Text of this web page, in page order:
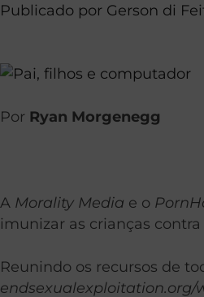
Publicado por Gerson di
Por Ryan Morgenegg
A Morality Media e o
imunizar as crianças
Reunindo os recursos de
endsexualexploitation.org/